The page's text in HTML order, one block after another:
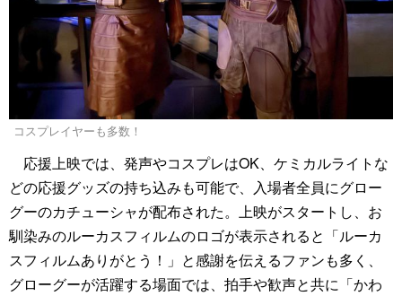
コスプレイヤーも多数！
応援上映では、発声やコスプレはOK、ケミカルライトな
どの応援グッズの持ち込みも可能で、入場者全員にグロー
グーのカチューシャが配布された。上映がスタートし、お
馴染みのルーカスフィルムのロゴが表示されると「ルーカ
スフィルムありがとう！」と感謝を伝えるファンも多く、
グローグーが活躍する場面では、拍手や歓声と共に「かわ